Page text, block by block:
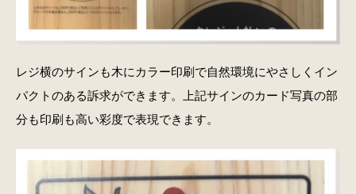
レジ横のサインも木にカラー印刷で自然環境にやさしくイン
パクトのある訴求ができます。上記サインのカード写真の部
分も印刷も高い彩度で表現できます。